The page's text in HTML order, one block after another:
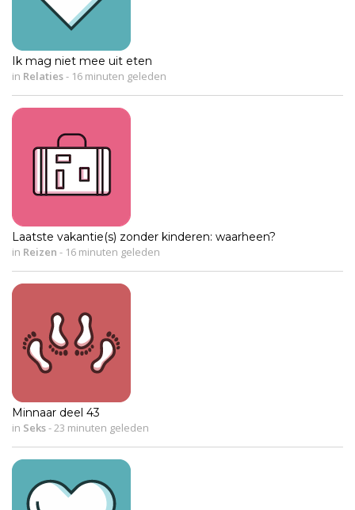
Ik mag niet mee uit eten
in Relaties- 16 minuten geleden
Laatste vakantie(s) zonder kinderen: waarheen?
in Reizen - 16 minuten geleden
Minnaar deel 43
in Seks- 23 minuten geleden